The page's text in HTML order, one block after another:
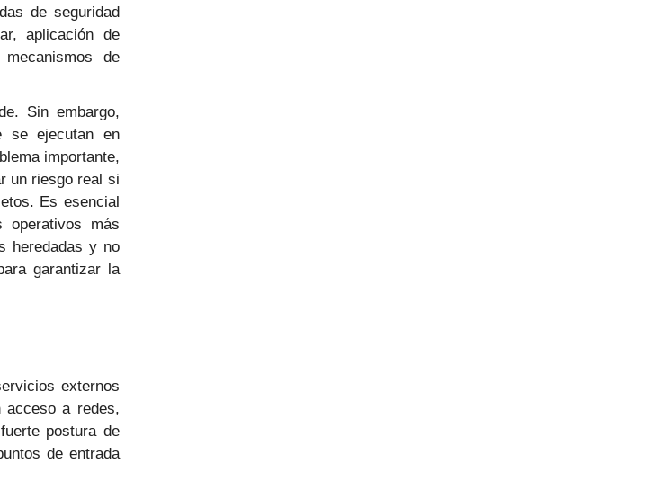
de seguridad
aplicación de
de
Sin embargo,
se ejecutan en
importante,
un riesgo real si
Es esencial
operativos más
heredadas y no
garantizar la
externos
acceso a redes,
postura de
de entrada